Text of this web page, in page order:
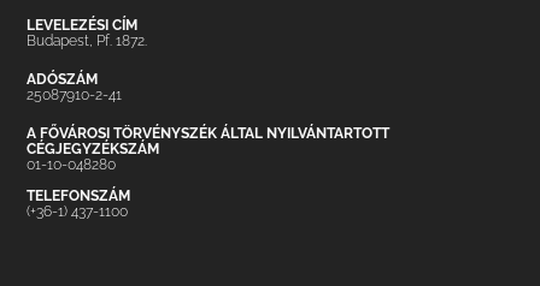
LEVELEZÉSI CÍM
Budapest, Pf. 1872.
ADÓSZÁM
25087910-2-41
A FŐVÁROSI TÖRVÉNYSZÉK ÁLTAL NYILVÁNTARTOTT
CÉGJEGYZÉKSZÁM
01-10-048280
TELEFONSZÁM
(+36-1) 437-1100